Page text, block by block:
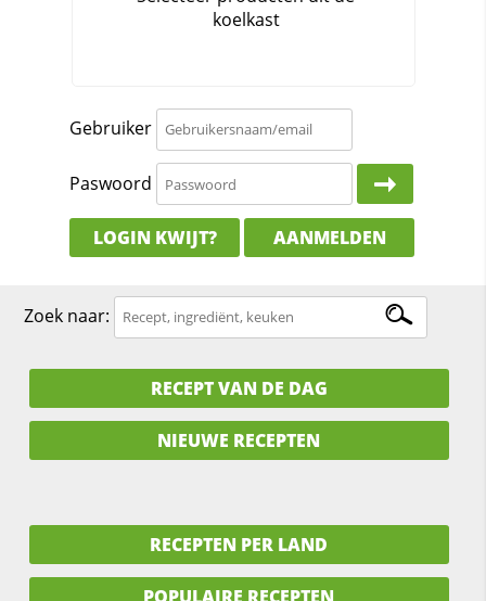
Gebruiker
Paswoord
LOGIN KWIJT? AANMELDEN
Zoek naar:
RECEPT VAN DE DAG
NIEUWE RECEPTEN
RECEPTEN PER LAND